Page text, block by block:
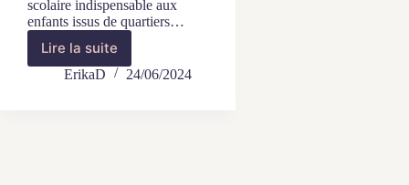
scolaire indispensable aux
enfants issus de quartiers…
Lire la suite
Un
leader
ErikaD 24/06/2024